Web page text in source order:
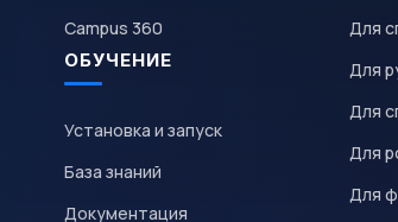
Campus 360
ОБУЧЕНИЕ
Установка и запуск
База знаний
Документация
Для
Для
Для
Для
Для